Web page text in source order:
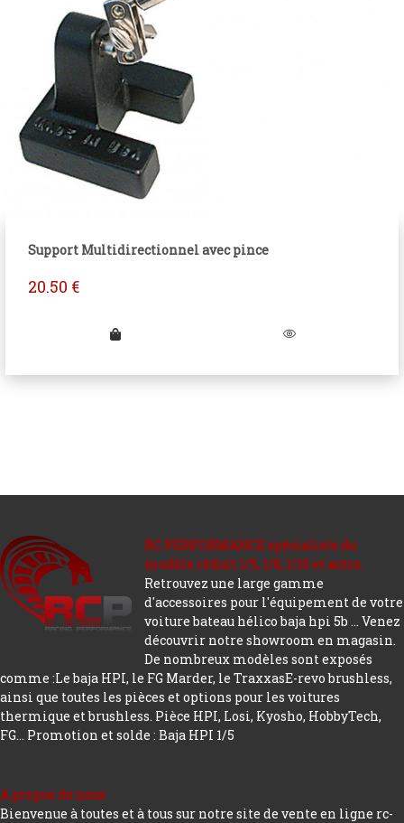
Support Multidirectionnel avec pince
20.50 €
RC PERFORMANCE spécialiste du
modèle réduit 1/5, 1/8, 1/10 et autre.
Retrouvez une large gamme
d'accessoires pour l'équipement de votre
voiture bateau hélico baja hpi 5b ... Venez
découvrir notre showroom en magasin.
De nombreux modèles sont exposés
comme :Le baja HPI, le FG Marder, le TraxxasE-revo brushless,
ainsi que toutes les pièces et options pour les voitures
thermique et brushless. Pièce HPI, Losi, Kyosho, HobbyTech,
FG... Promotion et solde : Baja HPI 1/5
A propos de nous
Bienvenue à toutes et à tous sur notre site de vente en ligne rc-